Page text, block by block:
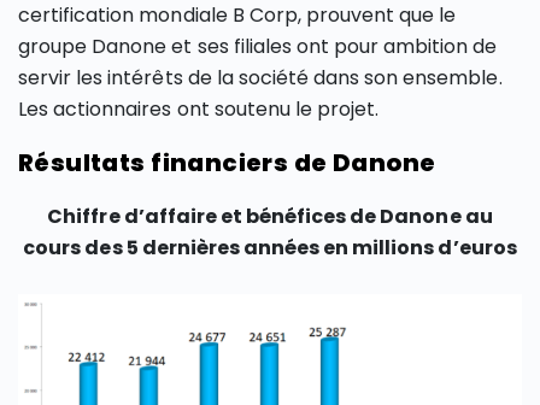
certification mondiale B Corp, prouvent que le
groupe Danone et ses filiales ont pour ambition de
servir les intérêts de la société dans son ensemble.
Les actionnaires ont soutenu le projet.
Résultats financiers de Danone
Chiffre d’affaire et bénéfices de Danone au
cours des 5 dernières années en millions d’euros